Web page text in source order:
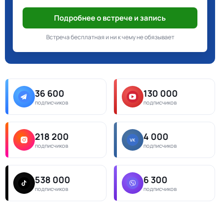
Подробнее о встрече и запись
Встреча бесплатная и ни к чему не обязывает
36 600
подписчиков
130 000
подписчиков
218 200
подписчиков
4 000
подписчиков
538 000
подписчиков
6 300
подписчиков